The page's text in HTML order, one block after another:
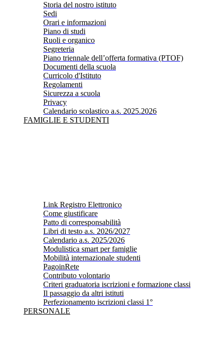
Storia del nostro istituto
Sedi
Orari e informazioni
Piano di studi
Ruoli e organico
Segreteria
Piano triennale dell’offerta formativa (PTOF)
Documenti della scuola
Curricolo d'Istituto
Regolamenti
Sicurezza a scuola
Privacy
Calendario scolastico a.s. 2025.2026
FAMIGLIE E STUDENTI
Link Registro Elettronico
Come giustificare
Patto di corresponsabilità
Libri di testo a.s. 2026/2027
Calendario a.s. 2025/2026
Modulistica smart per famiglie
Mobilità internazionale studenti
PagoinRete
Contributo volontario
Criteri graduatoria iscrizioni e formazione classi
Il passaggio da altri istituti
Perfezionamento iscrizioni classi 1°
PERSONALE